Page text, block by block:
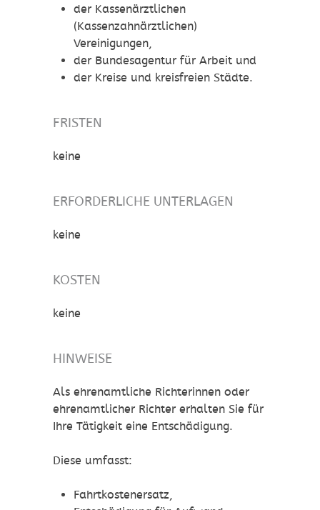
der Kassenärztlichen
(Kassenzahnärztlichen)
Vereinigungen,
der Bundesagentur für Arbeit und
der Kreise und kreisfreien Städte.
FRISTEN
keine
ERFORDERLICHE UNTERLAGEN
keine
KOSTEN
keine
HINWEISE
Als ehrenamtliche Richterinnen oder
ehrenamtlicher Richter erhalten Sie für
Ihre Tätigkeit eine Entschädigung.
Diese umfasst:
Fahrtkostenersatz,